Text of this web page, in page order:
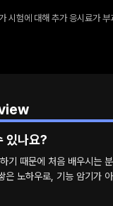
시험에 대해 추가 응시료가 부
있나요?
기 때문에 처음 배우시는
은 노하우로, 기능 암기가